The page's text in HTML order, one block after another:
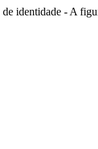
identidade - A